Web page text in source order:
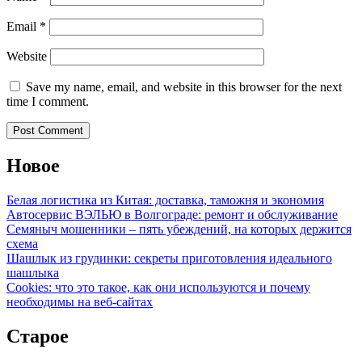
Email *
Website
Save my name, email, and website in this browser for the next
time I comment.
Новое
Белая логистика из Китая: доставка, таможня и экономия
Автосервис ВЭЛЬЮ в Волгограде: ремонт и обслуживание
Семяныч мошенники – пять убеждений, на которых держится
схема
Шашлык из грудинки: секреты приготовления идеального
шашлыка
Cookies: что это такое, как они используются и почему
необходимы на веб-сайтах
Старое